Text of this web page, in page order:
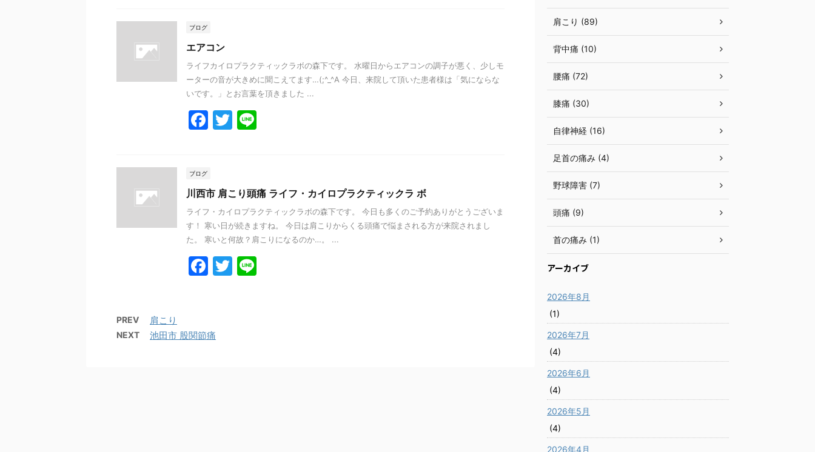
b
o
o
k
ブログ
エアコン
ライフカイロプラクティックラボの森下です。 水曜日からエアコンの調子が悪く、少しモ
ーターの音が大きめに聞こえてます…(;^_^A 今日、来院して頂いた患者様は「気にならな
いです。」とお言葉を頂きました ...
F
b
o
o
k
T
ブログ
川西市 肩こり頭痛 ライフ・カイロプラクティックラ ボ
ライフ・カイロプラクティックラボの森下です。 今日も多くのご予約ありがとうございま
す！ 寒い日が続きますね。 今日は肩こりからくる頭痛で悩まされる方が来院されまし
た。 寒いと何故？肩こりになるのか…。 ...
F
b
T
PREV 肩こり
NEXT 池田市 股関節痛
肩こり (89)
背中痛 (10)
腰痛 (72)
膝痛 (30)
自律神経 (16)
足首の痛み (4)
野球障害 (7)
頭痛 (9)
首の痛み (1)
アーカイブ
2026年8月
(1)
2026年7月
(4)
2026年6月
(4)
2026年5月
(4)
2026年4月